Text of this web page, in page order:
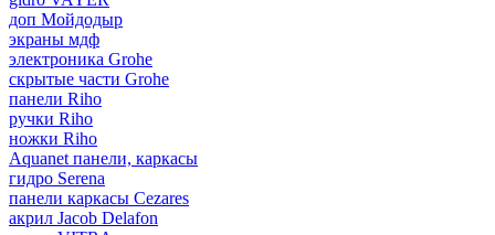
доп Мойдодыр
экраны мдф
электроника Grohe
скрытые части Grohe
панели Riho
ручки Riho
ножки Riho
Aquanet панели, каркасы
гидро Serena
панели каркасы Cezares
акрил Jacob Delafon